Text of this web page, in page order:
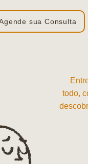
sua Consulta
todo,